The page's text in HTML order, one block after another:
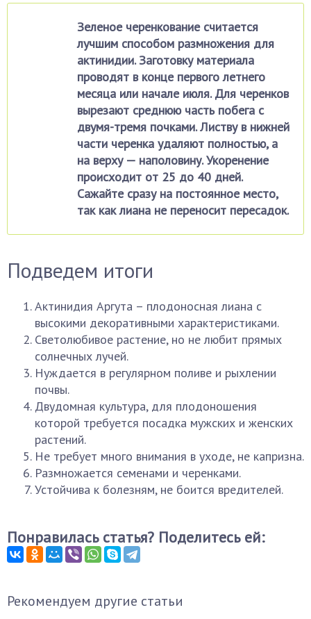
Зеленое черенкование считается
лучшим способом размножения для
актинидии. Заготовку материала
проводят в конце первого летнего
месяца или начале июля. Для черенков
вырезают среднюю часть побега с
двумя-тремя почками. Листву в нижней
части черенка удаляют полностью, а
на верху — наполовину. Укоренение
происходит от 25 до 40 дней.
Сажайте сразу на постоянное место,
так как лиана не переносит пересадок.
Подведем итоги
Актинидия Аргута – плодоносная лиана с
высокими декоративными характеристиками.
Светолюбивое растение, но не любит прямых
солнечных лучей.
Нуждается в регулярном поливе и рыхлении
почвы.
Двудомная культура, для плодоношения
которой требуется посадка мужских и женских
растений.
Не требует много внимания в уходе, не капризна.
Размножается семенами и черенками.
Устойчива к болезням, не боится вредителей.
Понравилась статья? Поделитесь ей:
Рекомендуем другие статьи